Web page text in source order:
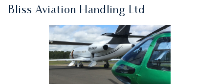
Bliss Aviation Handling Ltd